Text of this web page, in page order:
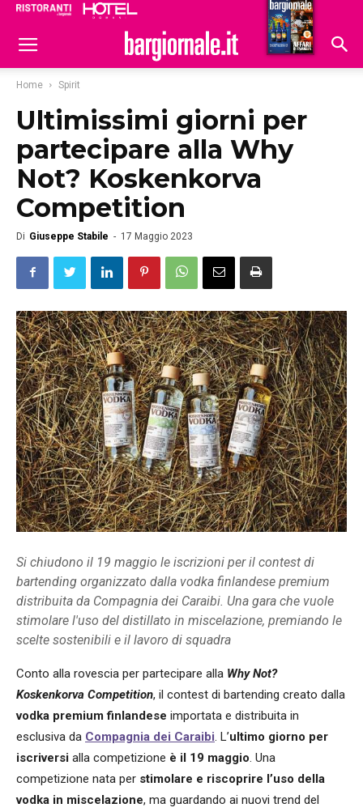
Hoteldomani
Home Spirit
Ultimissimi giorni per
partecipare alla Why
Not? Koskenkorva
Competition
Di Giuseppe Stabile - 17 Maggio 2023
Si chiudono il 19 maggio le iscrizioni per il contest di
bartending organizzato dalla vodka finlandese premium
distribuita da Compagnia dei Caraibi. Una gara che vuole
stimolare l'uso del distillato in miscelazione, premiando le
scelte sostenibili e il lavoro di squadra
Conto alla rovescia per partecipare alla Why Not?
Koskenkorva Competition, il contest di bartending creato dalla
vodka premium finlandese importata e distribuita in
esclusiva da Compagnia dei Caraibi. L’ultimo giorno per
iscriversi alla competizione è il 19 maggio. Una
competizione nata per stimolare e riscoprire l’uso della
vodka in miscelazione, ma guardando ai nuovi trend del